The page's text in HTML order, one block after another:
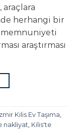
araçlara
herhangi bir
memnuniyeti
araştırması
Kilis Ev Taşıma
nakliyat Kilis'te